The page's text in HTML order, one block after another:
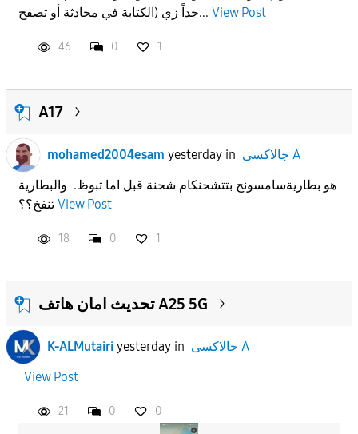
جداً زي (الكتابة في محادثة أو تصفح... View Post
46 0 1
A17
mohamed2004esam yesterdayin
جالاكسى A
هو بطاريةسامسونج بتتشحنكام شحنة قبل اما تبوظ. والبطارية
تنفخ؟؟ View Post
18 0 1
تحديث امان هاتف A25 5G
K-ALMutairi yesterdayin
جالاكسى A
View Post
21 0 0